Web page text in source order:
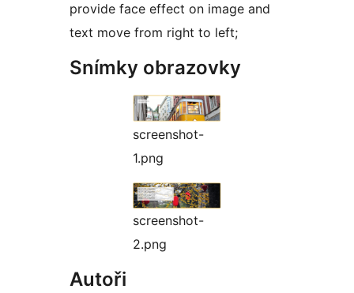
provide face effect on image and
text move from right to left;
Snímky obrazovky
screenshot-
1.png
screenshot-
2.png
Autoři